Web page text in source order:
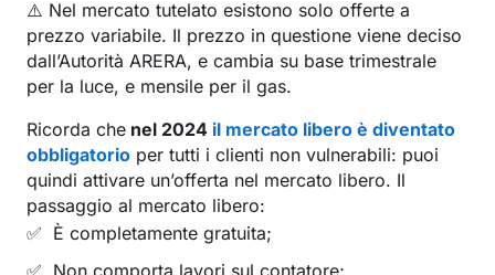
⚠️ Nel mercato tutelato esistono solo offerte a
prezzo variabile. Il prezzo in questione viene deciso
dall’Autorità ARERA, e cambia su base trimestrale
per la luce, e mensile per il gas.
Ricorda che nel 2024 il mercato libero è diventato
obbligatorio per tutti i clienti non vulnerabili: puoi
quindi attivare un’offerta nel mercato libero. Il
passaggio al mercato libero:
È completamente gratuita;